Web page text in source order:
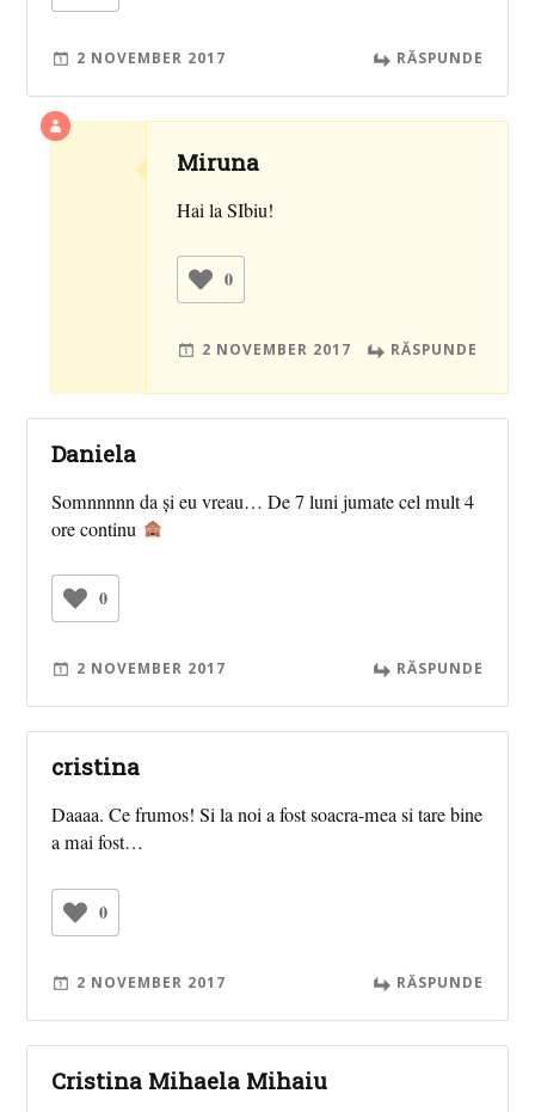
2 NOVEMBER 2017 RĂSPUNDE
Miruna
Hai la SIbiu!
0
2 NOVEMBER 2017 RĂSPUNDE
Daniela
Somnnnnn da și eu vreau… De 7 luni jumate cel mult 4
ore continu
0
2 NOVEMBER 2017 RĂSPUNDE
cristina
Daaaa. Ce frumos! Si la noi a fost soacra-mea si tare bine
a mai fost…
0
2 NOVEMBER 2017 RĂSPUNDE
Cristina Mihaela Mihaiu